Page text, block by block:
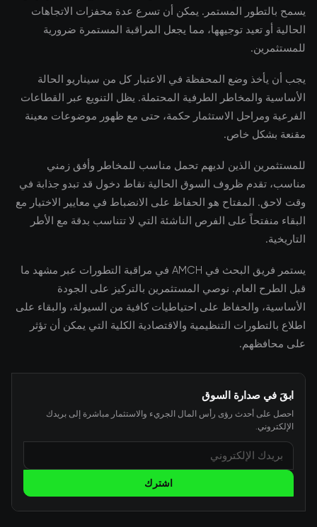
يسمح بالتطور المستمر. يمكن أن تسرع عدة محفزات الاتجاهات
الحالية أو تعيد توجيهها، مما يجعل المراقبة المستمرة ضرورية
للمستثمرين.
يجب أن يأخذ وضع المحفظة في الاعتبار كل من سيناريو الحالة
الأساسية والمخاطر الطرفية المحتملة. يظل التنويع عبر القطاعات
الفرعية ومراحل الاستثمار حكمة، حتى مع ظهور موضوعات معينة
مقنعة بشكل خاص.
للمستثمرين الذين لديهم تحمل مناسب للمخاطر وأفق زمني
مناسب، تقدم ظروف السوق الحالية نقاط دخول قد تبدو جذابة في
وقت لاحق. المفتاح هو الحفاظ على الانضباط في معايير الاختيار مع
البقاء منفتحاً على الفرص الناشئة التي لا تتناسب بدقة مع الأطر
التاريخية.
يستمر فريق البحث في AMCH في مراقبة التطورات عبر مشهد ما
قبل الطرح العام. نوصي المستثمرين بالتركيز على الجودة
الأساسية، والحفاظ على احتياطيات كافية من السيولة، والبقاء على
اطلاع بالتطورات التنظيمية والاقتصادية الكلية التي يمكن أن تؤثر
على محافظهم.
ابقَ في صدارة السوق
احصل على أحدث رؤى رأس المال الجريء والاستثمار مباشرة إلى بريدك
الإلكتروني.
اشترك